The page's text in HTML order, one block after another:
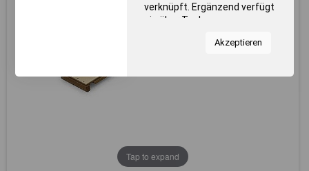
verknüpft. Ergänzend verfügt
sie über Tools von
Statistiken zur Nutzung
den vorgenannten Zwecken
zu. Durch Klicken auf
Akzeptieren
Tap to expand